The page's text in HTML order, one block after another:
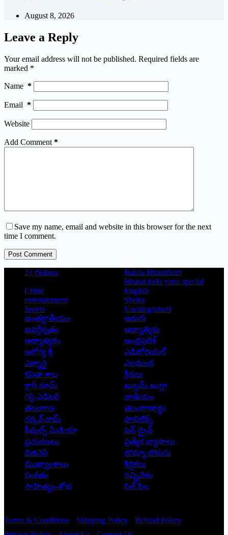
August 8, 2026
Leave a Reply
Your email address will not be published. Required fields are
marked *
Name *
Email *
Website
Add Comment *
Save my name, email and website in this browser for the next
time I comment.
Post Comment
24 గంటలు
Balala Bharatham
Bharat jodo yatra special
Crime
English
entertainment
Shoba
Sports
Uncategorized
అంతర్జాతీయం
అరుగు
అవర్గీకృతం
ఆద్యాత్మికం
ఆధ్యాత్మికం
ఆంధ్రప్రదేశ్
ఆరోగ్య శ్రీ
ఎడిటోరియల్
ఎన్నారై
ఎలమంద
కవితా శాల
క్రీడలు
క్లాస్ రూమ్
ఖుల్లమ్ ఖుల్లా
గెస్ట్ ఎడిటర్
జాతీయం
తెలంగాణ
తెలంగాణార్థం
దక్కన్.కామ్
పాలిటిక్స్
పీపుల్స్ ‌మీడియా
పెన్ డ్రైవ్
ప్రచురణలు
ప్రత్యేక వ్యాసాలు
బిజినెస్
బొమ్మా బొరుసు
ముఖ్యాంశాలు
శీర్షికలు
సంకేతం
సన్నివేశం
సాహిత్యం-శోభ
సిల్ సిల
Terms & Conditions Shipping Policy
Refund Policy